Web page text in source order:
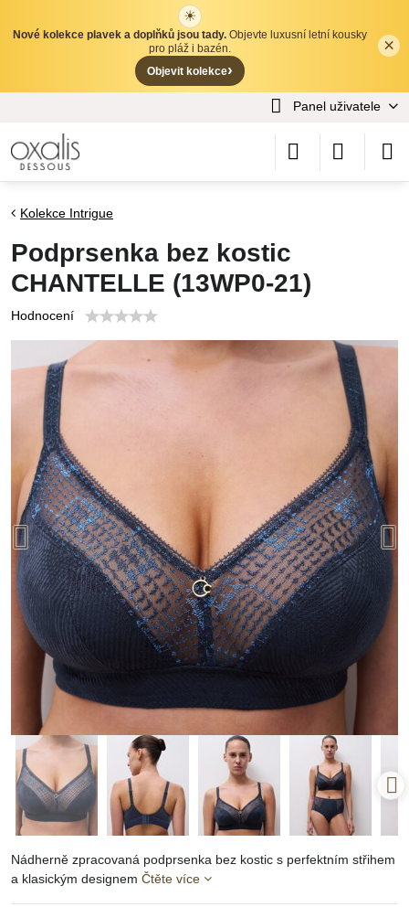
✕
×
☀
Nové kolekce plavek a doplňků jsou tady. Objevte luxusní letní kousky
pro pláž i bazén.
Objevit kolekce›
Panel uživatele
Kolekce Intrigue
Podprsenka bez kostic
CHANTELLE (13WP0-21)
Hodnocení
Nádherně zpracovaná podprsenka bez kostic s perfektním střihem
a klasickým designem Čtěte více